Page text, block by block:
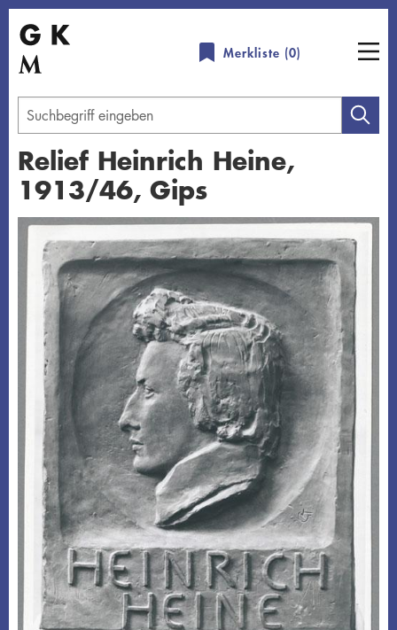
Direkt
zum
Inhalt
Merkliste (0)
Geben
Sie
einen
Suchbegriff
Relief Heinrich Heine,
1913/46, Gips
Übersicht schließen